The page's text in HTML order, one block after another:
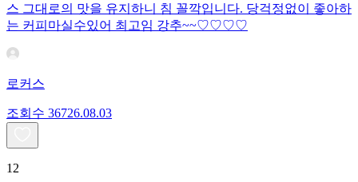
스 그대로의 맛을 유지하니 침 꼴깍입니다. 당걱정없이 좋아하
는 커피마실수있어 최고임 강추~~♡♡♡♡
로커스
조회수 36726.08.03
12